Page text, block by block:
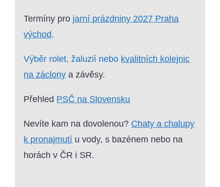
Termíny pro jarní prázdniny 2027 Praha
východ.
Výběr rolet, žaluzií nebo kvalitních kolejnic
na záclony a závěsy.
Přehled PSČ na Slovensku
Nevíte kam na dovolenou? Chaty a chalupy
k pronajmutí u vody, s bazénem nebo na
horách v ČR i SR.